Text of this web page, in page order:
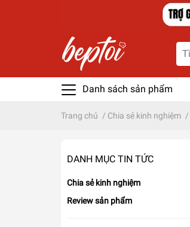
Danh sách sản phẩm
Trang chủ / Chia sẻ kinh nghiệm /
DANH MỤC TIN TỨC
Chia sẻ kinh nghiệm
Review sản phẩm